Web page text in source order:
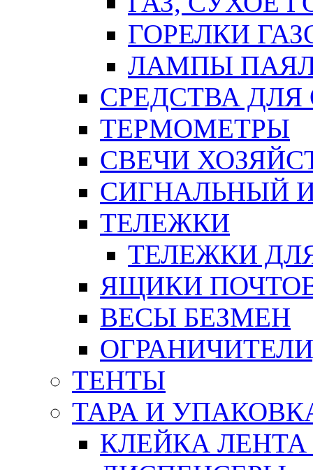
ГОРЕЛКИ
ЛАМПЫ
СРЕДСТВА
ТЕРМОМЕТРЫ
СВЕЧИ
СИГНАЛЬНЫЙ
ТЕЛЕЖКИ
ТЕЛЕЖКИ
ЯЩИКИ
ВЕСЫ БЕЗМЕН
ТЕНТЫ
ТАРА И
КЛЕЙКА